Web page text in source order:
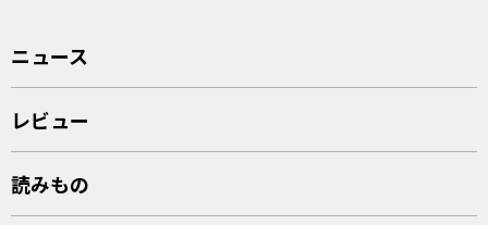
ニュース
レビュー
読みもの